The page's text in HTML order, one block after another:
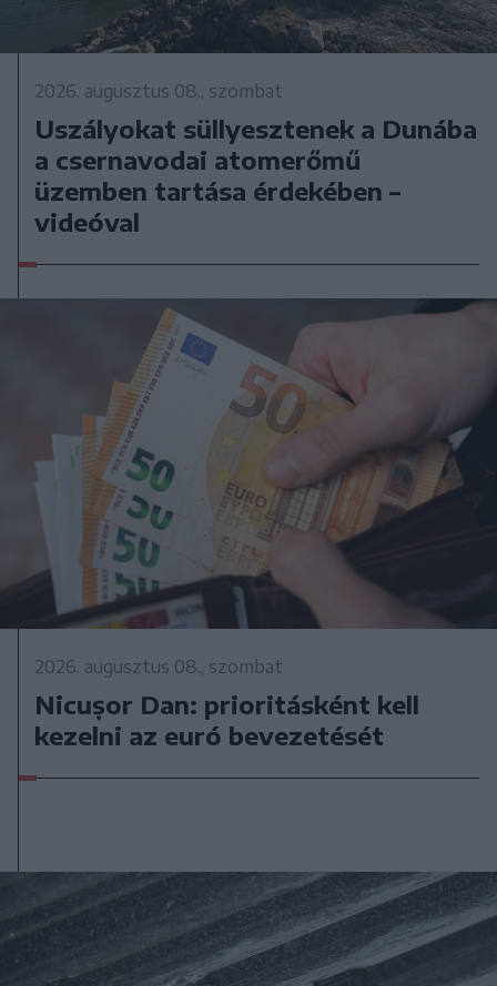
2026. augusztus 08., szombat
Uszályokat süllyesztenek a Dunába
a csernavodai atomerőmű
üzemben tartása érdekében –
videóval
2026. augusztus 08., szombat
Nicușor Dan: prioritásként kell
kezelni az euró bevezetését